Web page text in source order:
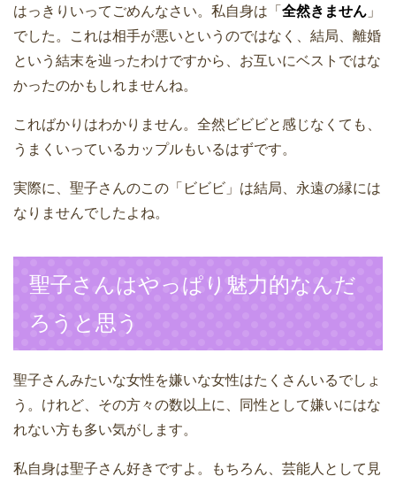
はっきりいってごめんなさい。私自身は「 全然きません 」
でした。これは相手が悪いというのではなく、結局、離婚
という結末を辿ったわけですから、お互いにベストではな
かったのかもしれませんね。
こればかりはわかりません。全然ビビビと感じなくても、
うまくいっているカップルもいるはずです。
実際に、聖子さんのこの「ビビビ」は結局、永遠の縁には
なりませんでしたよね。
聖子さんはやっぱり魅力的なんだ
ろうと思う
聖子さんみたいな女性を嫌いな女性はたくさんいるでしょ
う。けれど、その方々の数以上に、同性として嫌いにはな
れない方も多い気がします。
私自身は聖子さん好きですよ。もちろん、芸能人として見